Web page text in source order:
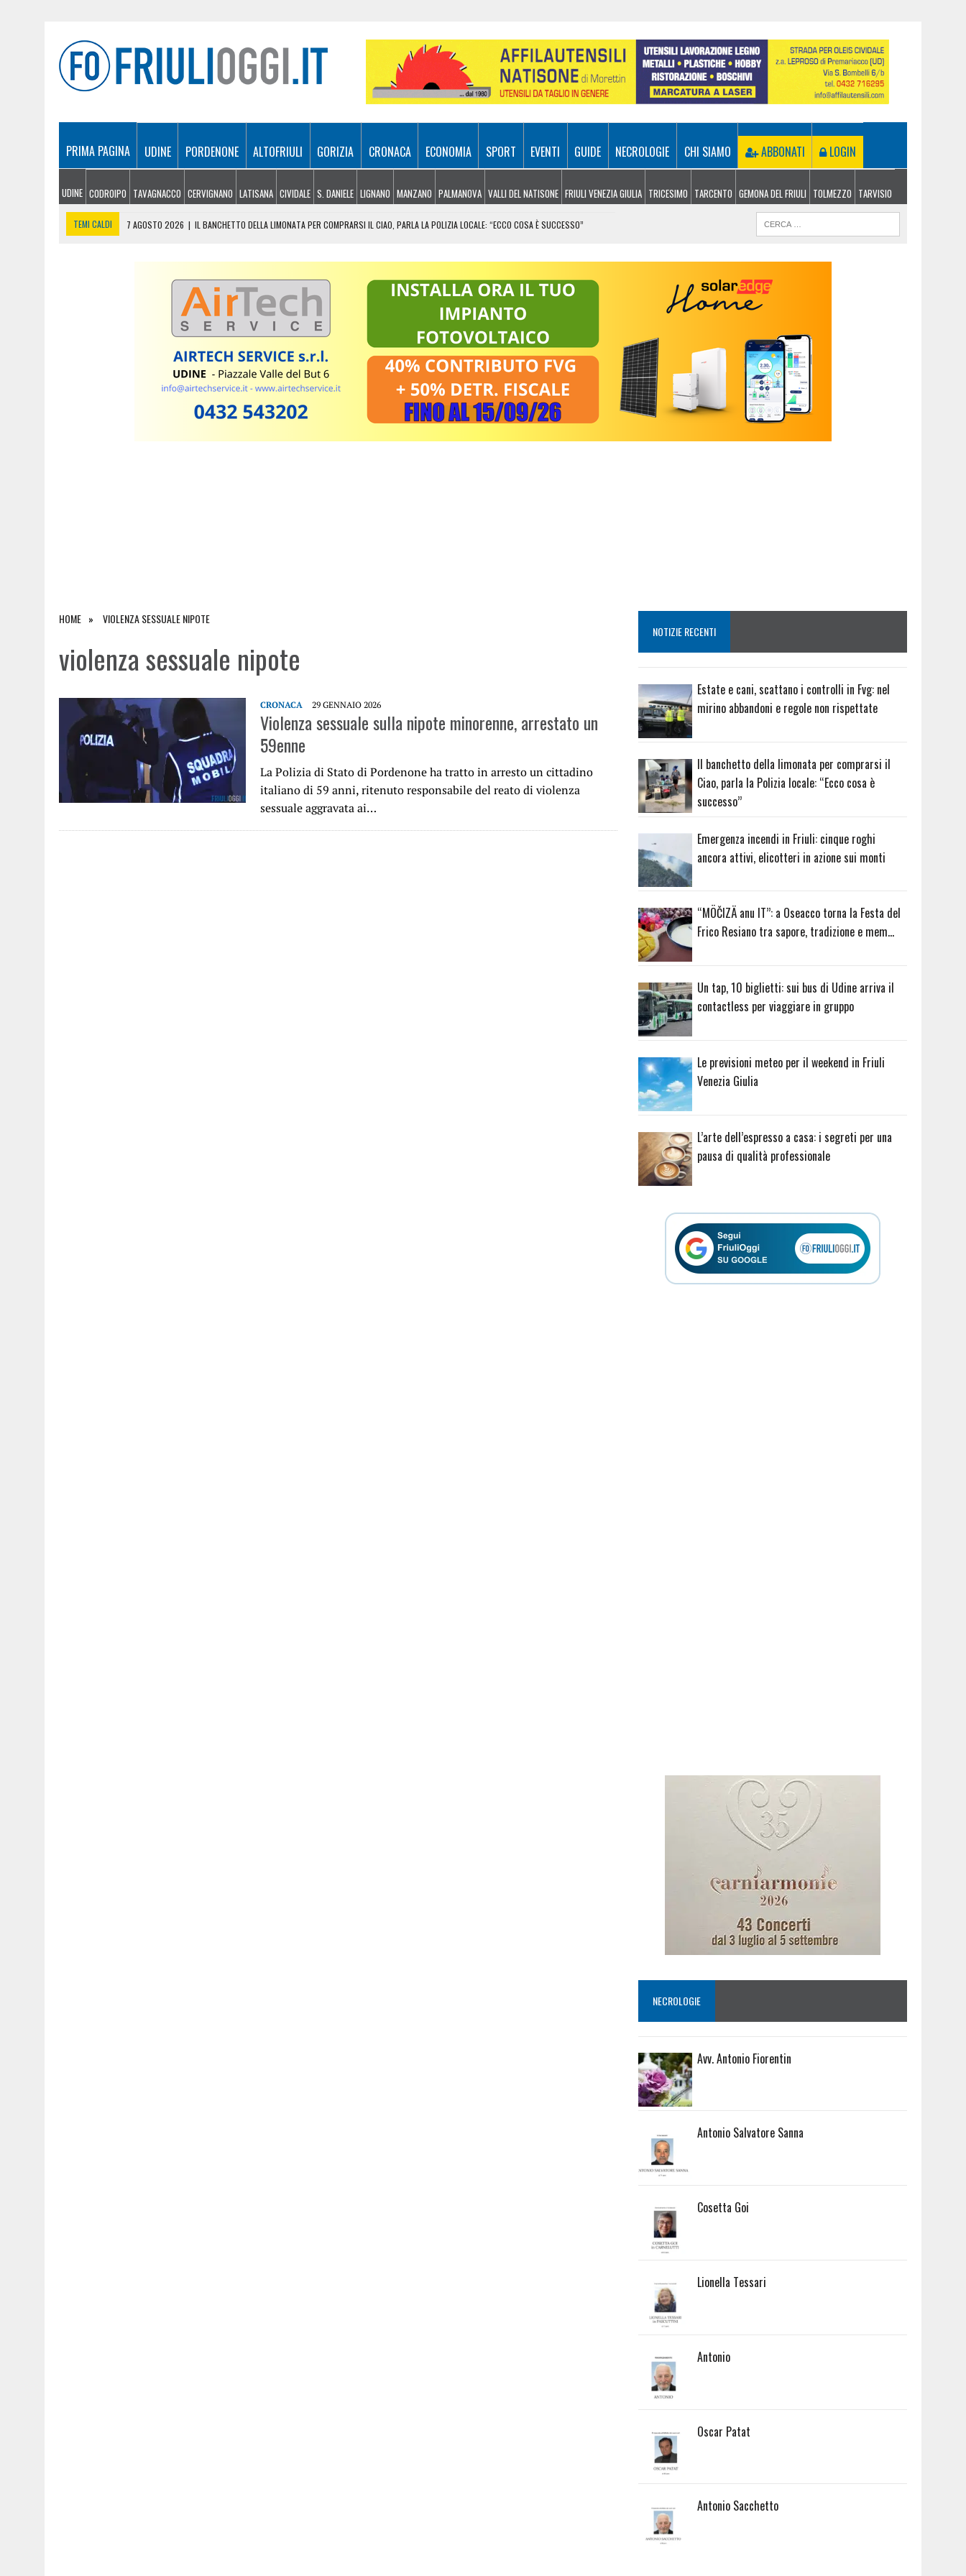
PRIMA PAGINA UDINE PORDENONE ALTOFRIULI GORIZIA CRONACA ECONOMIA SPORT EVENTI GUIDE NECROLOGIE CHI SIAMO ABBONATI LOGIN
UDINE CODROIPO TAVAGNACCO CERVIGNANO LATISANA CIVIDALE S. DANIELE LIGNANO MANZANO PALMANOVA VALLI DEL NATISONE FRIULI VENEZIA GIULIA TRICESIMO TARCENTO GEMONA DEL FRIULI TOLMEZZO TARVISIO
TEMI CALDI 7 AGOSTO 2026 | IL BANCHETTO DELLA LIMONATA PER COMPRARSI IL CIAO, PARLA LA POLIZIA LOCALE: “ECCO COSA È SUCCESSO”
UN TAP, 10 BIGLIETTI: SUI BUS DI UDINE ARRIVA IL CONTACTLESS PER VIAGGIARE IN GRUPPO
ESTATE E CANI, SCATTANO I CONTROLLI IN FVG: NEL MIRINO ABBANDONI E REGOLE NON RISPETTATE
HOME VIOLENZA SESSUALE NIPOTE
violenza sessuale nipote
CRONACA 29 GENNAIO 2026
Violenza sessuale sulla nipote minorenne, arrestato un
59enne
La Polizia di Stato di Pordenone ha tratto in arresto un cittadino
italiano di 59 anni, ritenuto responsabile del reato di violenza
sessuale aggravata ai…
NOTIZIE RECENTI
Estate e cani, scattano i controlli in Fvg: nel
mirino abbandoni e regole non rispettate
Il banchetto della limonata per comprarsi il
Ciao, parla la Polizia locale: “Ecco cosa è
successo”
Emergenza incendi in Friuli: cinque roghi
ancora attivi, elicotteri in azione sui monti
“MÖČIZÄ anu IT”: a Oseacco torna la Festa del
Frico Resiano tra sapore, tradizione e mem…
Un tap, 10 biglietti: sui bus di Udine arriva il
contactless per viaggiare in gruppo
Le previsioni meteo per il weekend in Friuli
Venezia Giulia
L’arte dell’espresso a casa: i segreti per una
pausa di qualità professionale
NECROLOGIE
Avv. Antonio Fiorentin
Antonio Salvatore Sanna
Cosetta Goi
Lionella Tessari
Antonio
Oscar Patat
Antonio Sacchetto